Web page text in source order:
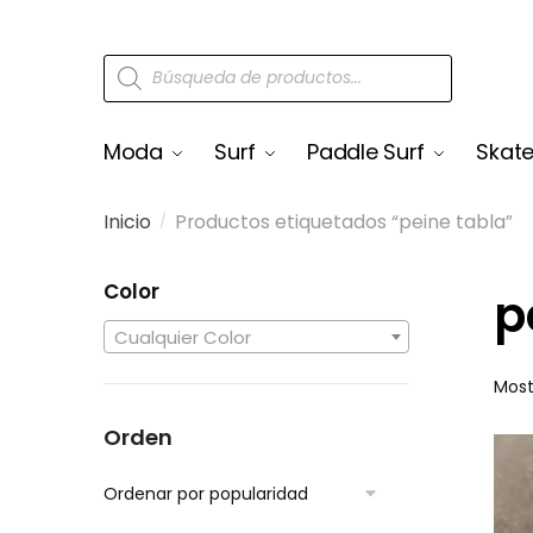
Moda Surf Paddle Surf
Inicio / Productos etiquetados “peine tabla”
Color
Cualquier Color
Orden